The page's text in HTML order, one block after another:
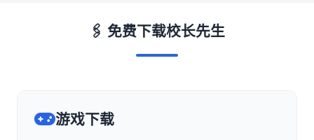
🖇️ 免费下载校长先生
游戏下载